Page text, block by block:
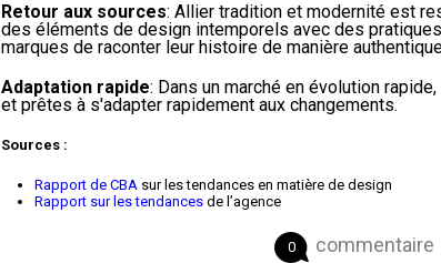
Retour aux sources: Allier tradition et modernité est
des éléments de design intemporels avec des
marques de raconter leur histoire de manière
Adaptation rapide: Dans un marché en évolution
et prêtes à s'adapter rapidement aux changements.
Sources :
Rapport de CBA sur les tendances en matière de design
Rapport sur les tendances de l’agence
0 commentaire